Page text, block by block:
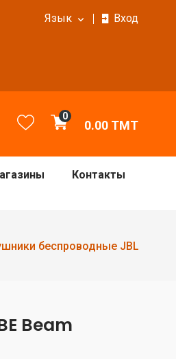
Язык Вход
0
0.00 TMT
Контакты
беспроводные JBL
Beam